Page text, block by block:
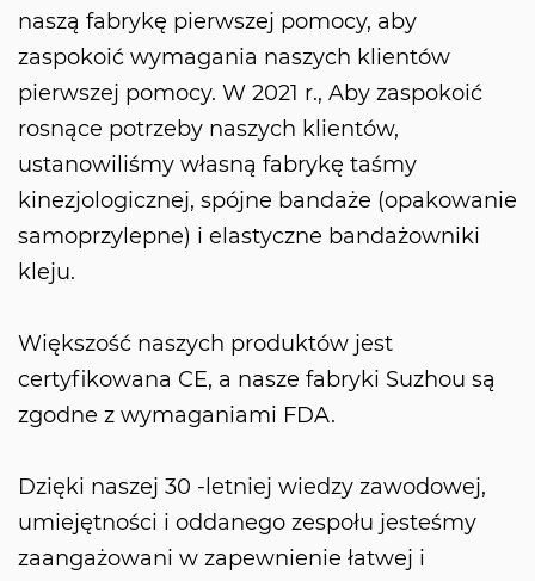
naszą fabrykę pierwszej pomocy, aby
zaspokoić wymagania naszych klientów
pierwszej pomocy. W 2021 r., Aby zaspokoić
rosnące potrzeby naszych klientów,
ustanowiliśmy własną fabrykę taśmy
kinezjologicznej, spójne bandaże (opakowanie
samoprzylepne) i elastyczne bandażowniki
kleju.
Większość naszych produktów jest
certyfikowana CE, a nasze fabryki Suzhou są
zgodne z wymaganiami FDA.
Dzięki naszej 30 -letniej wiedzy zawodowej,
umiejętności i oddanego zespołu jesteśmy
zaangażowani w zapewnienie łatwej i